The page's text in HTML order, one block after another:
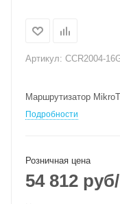
Артикул: CCR2004-
Маршрутизатор
Подробности
Розничная цена
54 812 руб